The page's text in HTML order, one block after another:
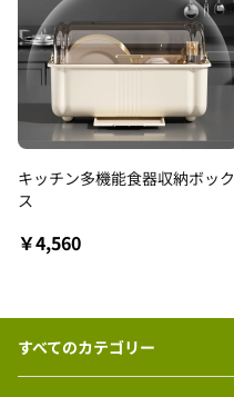
キッチン多機能食器収納ボック
ス
￥4,560
すべてのカテゴリー